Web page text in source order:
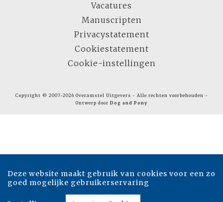
Vacatures
Manuscripten
Privacystatement
Cookiestatement
Cookie-instellingen
Copyright © 2007-2026 Overamstel Uitgevers - Alle rechten voorbehouden -
Ontwerp door Dog and Pony
Deze website maakt gebruik van cookies voor een zo
goed mogelijke gebruikerservaring